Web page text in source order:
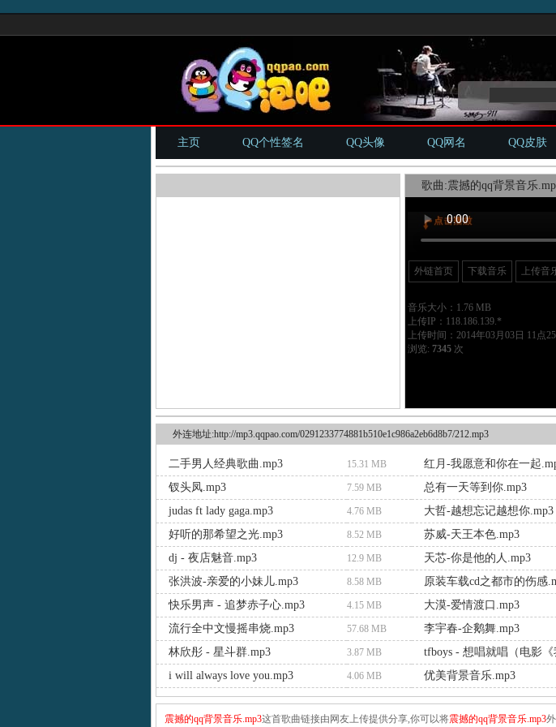
主页 QQ个性签名 QQ头像 QQ网名 QQ皮肤
歌曲:震撼的qq背景音乐
外链首页 下载音乐 上传音
音乐大小：1.76 MB
上传IP：118.186.139.*
上传时间：2014年03月03日 11点
浏览: 7345次
外连地址:http://mp3.qqpao.com/0291233774881b510e1c986a2eb6d8b7/212.mp3
二手男人经典歌曲.mp3 15.31 MB 红月-我愿意和你在一起
钗头凤.mp3 7.59 MB 总有一天等到你.mp3
judas ft lady gaga.mp3 4.76 MB 大哲-越想忘记越想你.mp3
好听的那希望之光.mp3 8.52 MB 苏威-天王本色.mp3
dj - 夜店魅音.mp3 12.9 MB 天芯-你是他的人.mp3
张洪波-亲爱的小妹儿.mp3 8.58 MB 原装车载cd之都市的伤感
快乐男声 - 追梦赤子心.mp3 4.15 MB 大漠-爱情渡口.mp3
流行全中文慢摇串烧.mp3 57.68 MB 李宇春-企鹅舞.mp3
林欣彤 - 星斗群.mp3 3.87 MB
i will always love you.mp3 4.06 MB 优美背景音乐.mp3
震撼的qq背景音乐.mp3这首歌曲链接由网友上传提供分享,你可以将震撼的qq背景音乐.mp3